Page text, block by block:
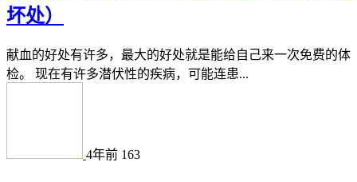
坏处）
献血的好处有许多，最大的好处就是能给自己来一次免费的体
检。 现在有许多潜伏性的疾病，可能连患...
4年前 163